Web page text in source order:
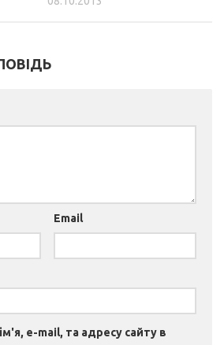
Email
e-mail, та адресу сайту в